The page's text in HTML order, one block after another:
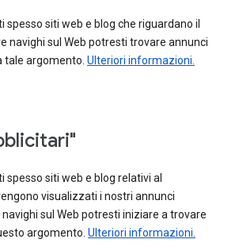
spesso siti web e blog che riguardano il
navighi sul Web potresti trovare annunci
tale argomento. Ulteriori informazioni.
spesso siti web e blog relativi al
visualizzati i nostri annunci
sul Web potresti iniziare a trovare
argomento. Ulteriori informazioni.